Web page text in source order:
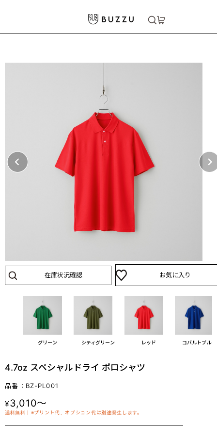
4.7oz スペシャルドライ ポロシャツ
在庫状況確認 お気に入り
グリーン シティグリーン レッド コバルトブルー
4.7oz スペシャルドライ ポロシャツ
品番：BZ-PL001
¥3,010～
送料無料丨※プリント代、オプション代は別途発生します。